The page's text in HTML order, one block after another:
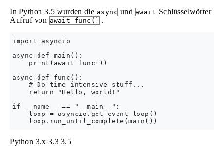
In Python 3.5 wurden die async und await
Aufruf von await func() .
import asyncio
async def main():
    print(await func())
async def func():
    # Do time intensive stuff...
    return "Hello, world!"
if __name__ == "__main__":
    loop = asyncio.get_event_loop()
Python 3.x 3.3 3.5